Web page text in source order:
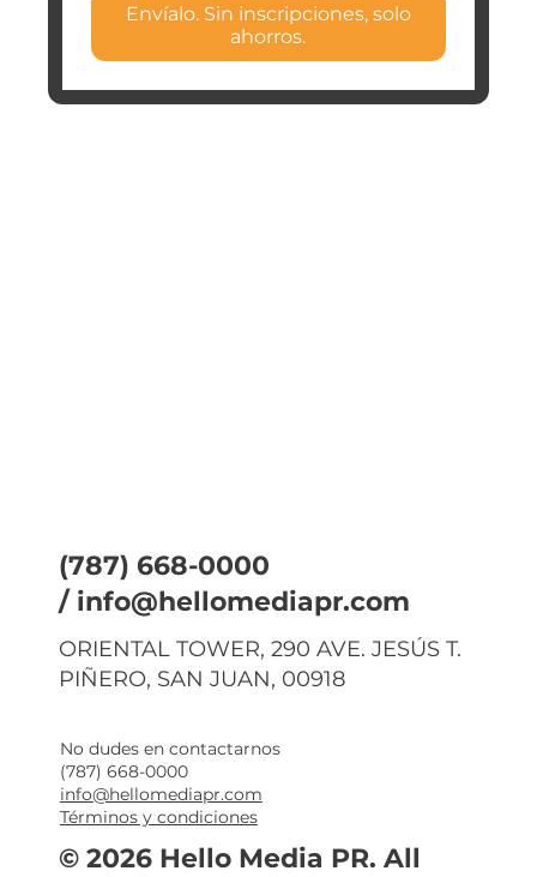
Envíalo. Sin inscripciones, solo
ahorros.
(787) 668-0000
/ info@hellomediapr.com
ORIENTAL TOWER, 290 AVE. JESÚS T.
PIÑERO, SAN JUAN, 00918
No dudes en contactarnos
(787) 668-0000
info@hellomediapr.com
Términos y condiciones
© 2026 Hello Media PR. All